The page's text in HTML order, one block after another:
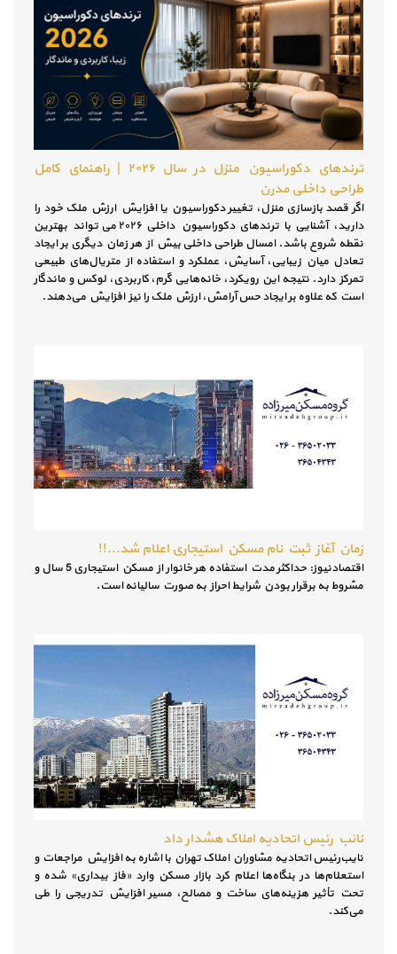
ترندهای دکوراسیون منزل در سال ۲۰۲۶ | راهنمای کامل
طراحی داخلی مدرن
اگر قصد بازسازی منزل، تغییر دکوراسیون یا افزایش ارزش ملک خود را
دارید، آشنایی با ترندهای دکوراسیون داخلی ۲۰۲۶ می‌تواند بهترین
نقطه شروع باشد. امسال طراحی داخلی بیش از هر زمان دیگری بر ایجاد
تعادل میان زیبایی، آسایش، عملکرد و استفاده از متریال‌های طبیعی
تمرکز دارد. نتیجه این رویکرد، خانه‌هایی گرم، کاربردی، لوکس و ماندگار
است که علاوه بر ایجاد حس آرامش، ارزش ملک را نیز افزایش می‌دهند.
زمان آغاز ثبت نام مسکن استیجاری اعلام شد...!!
اقتصادنیوز: حداکثر مدت استفاده هر خانوار از مسکن استیجاری 5 سال و
مشروط به برقرار بودن شرایط احراز به صورت سالیانه است.
نائب رئیس اتحادیه املاک هشدار داد
نایب‌رئیس اتحادیه مشاوران املاک تهران با اشاره به افزایش مراجعات و
استعلام‌ها در بنگاه‌ها اعلام کرد بازار مسکن وارد «فاز بیداری» شده و
تحت تأثیر هزینه‌های ساخت و مصالح، مسیر افزایش تدریجی را طی
می‌کند.